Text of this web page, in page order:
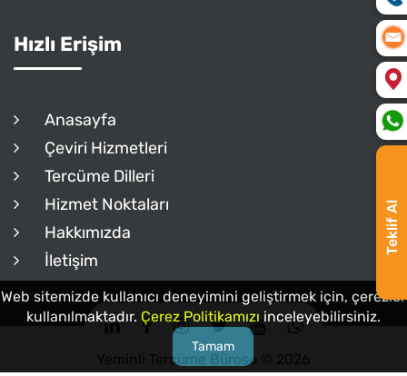
Hızlı Erişim
Anasayfa
Çeviri Hizmetleri
Tercüme Dilleri
Hizmet Noktaları
Hakkımızda
İletişim
Yeminli Tercüme Bürosu © 2026
Teklif Al
Web sitemizde kullanıcı deneyimini geliştirmek için, çerezler
kullanılmaktadır. Çerez Politikamızı inceleyebilirsiniz.
Tamam